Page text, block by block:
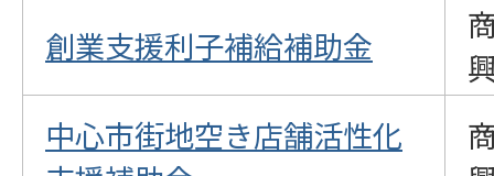
創業支援利子補給補助金
中心市街地空き店舗活性化